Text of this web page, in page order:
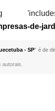
de-
- SP" é de
autorais